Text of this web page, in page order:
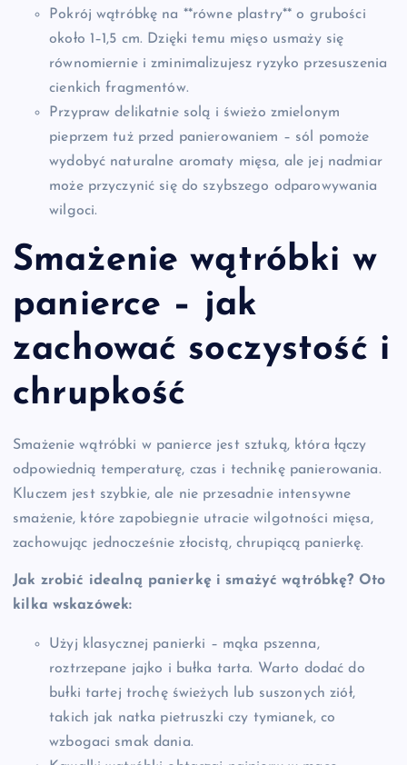
Pokrój wątróbkę na **równe plastry** o grubości
około 1–1,5 cm. Dzięki temu mięso usmaży się
równomiernie i zminimalizujesz ryzyko przesuszenia
cienkich fragmentów.
Przypraw delikatnie solą i świeżo zmielonym
pieprzem tuż przed panierowaniem – sól pomoże
wydobyć naturalne aromaty mięsa, ale jej nadmiar
może przyczynić się do szybszego odparowywania
wilgoci.
Smażenie wątróbki w
panierce – jak
zachować soczystość i
chrupkość
Smażenie wątróbki w panierce jest sztuką, która łączy
odpowiednią temperaturę, czas i technikę panierowania.
Kluczem jest szybkie, ale nie przesadnie intensywne
smażenie, które zapobiegnie utracie wilgotności mięsa,
zachowując jednocześnie złocistą, chrupiącą panierkę.
Jak zrobić idealną panierkę i smażyć wątróbkę? Oto
kilka wskazówek:
Użyj klasycznej panierki – mąka pszenna,
roztrzepane jajko i bułka tarta. Warto dodać do
bułki tartej trochę świeżych lub suszonych ziół,
takich jak natka pietruszki czy tymianek, co
wzbogaci smak dania.